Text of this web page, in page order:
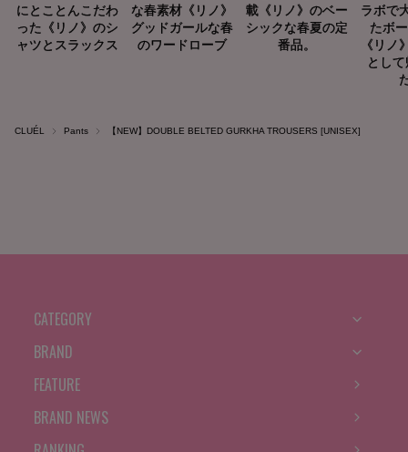
CLUÉL Pants 【NEW】DOUBLE BELTED GURKHA TROUSERS [UNISEX]
CATEGORY
BRAND
FEATURE
BRAND NEWS